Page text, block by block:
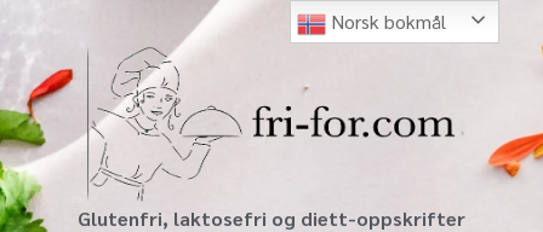
Glutenfri, laktosefri og diett-oppskrifter
Norsk bokmål